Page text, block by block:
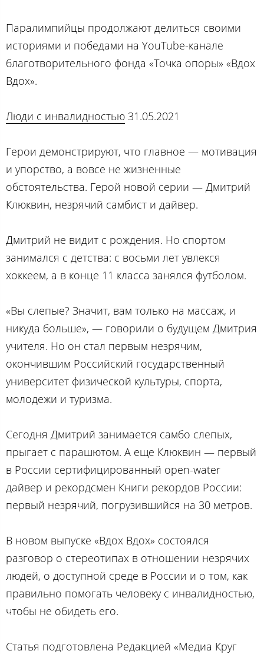
Паралимпийцы продолжают делиться своими
историями и победами на YouTube-канале
благотворительного фонда «Точка опоры» «Вдох
Вдох».
Люди с инвалидностью 31.05.2021
Герои демонстрируют, что главное — мотивация
и упорство, а вовсе не жизненные
обстоятельства. Герой новой серии — Дмитрий
Клюквин, незрячий самбист и дайвер.
Дмитрий не видит с рождения. Но спортом
занимался с детства: с восьми лет увлекся
хоккеем, а в конце 11 класса занялся футболом.
«Вы слепые? Значит, вам только на массаж, и
никуда больше», — говорили о будущем Дмитрия
учителя. Но он стал первым незрячим,
окончившим Российский государственный
университет физической культуры, спорта,
молодежи и туризма.
Сегодня Дмитрий занимается самбо слепых,
прыгает с парашютом. А еще Клюквин — первый
в России сертифицированный open-water
дайвер и рекордсмен Книги рекордов России:
первый незрячий, погрузившийся на 30 метров.
В новом выпуске «Вдох Вдох» состоялся
разговор о стереотипах в отношении незрячих
людей, о доступной среде в России и о том, как
правильно помогать человеку с инвалидностью,
чтобы не обидеть его.
Статья подготовлена Редакцией «Медиа Круг